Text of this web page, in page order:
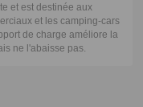
et est destinée aux
et les camping-cars
de charge améliore la
ne l'abaisse pas.